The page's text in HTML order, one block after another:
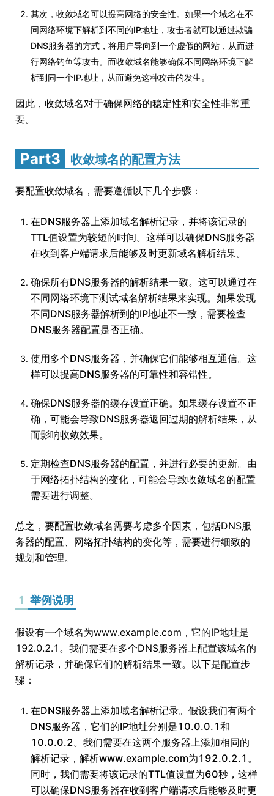
其次，收敛域名可以提高网络的安全性。如果一个域名在不
同网络环境下解析到不同的IP地址，攻击者就可以通过欺骗
DNS服务器的方式，将用户导向到一个虚假的网站，从而进
行网络钓鱼等攻击。而收敛域名能够确保不同网络环境下解
析到同一个IP地址，从而避免这种攻击的发生。
因此，收敛域名对于确保网络的稳定性和安全性非常重
要。
Part3 收敛域名的配置方法
要配置收敛域名，需要遵循以下几个步骤：
在DNS服务器上添加域名解析记录，并将该记录的
TTL值设置为较短的时间。这样可以确保DNS服务器
在收到客户端请求后能够及时更新域名解析结果。
确保所有DNS服务器的解析结果一致。这可以通过在
不同网络环境下测试域名解析结果来实现。如果发现
不同DNS服务器解析到的IP地址不一致，需要检查
DNS服务器配置是否正确。
使用多个DNS服务器，并确保它们能够相互通信。这
样可以提高DNS服务器的可靠性和容错性。
确保DNS服务器的缓存设置正确。如果缓存设置不正
确，可能会导致DNS服务器返回过期的解析结果，从
而影响收敛效果。
定期检查DNS服务器的配置，并进行必要的更新。由
于网络拓扑结构的变化，可能会导致收敛域名的配置
需要进行调整。
总之，要配置收敛域名需要考虑多个因素，包括DNS服
务器的配置、网络拓扑结构的变化等，需要进行细致的
规划和管理。
1 举例说明
假设有一个域名为www.example.com，它的IP地址是
192.0.2.1。我们需要在多个DNS服务器上配置该域名的
解析记录，并确保它们的解析结果一致。以下是配置步
骤：
在DNS服务器上添加域名解析记录。假设我们有两个
DNS服务器，它们的IP地址分别是10.0.0.1和
10.0.0.2。我们需要在这两个服务器上添加相同的
解析记录，解析www.example.com为192.0.2.1。
同时，我们需要将该记录的TTL值设置为60秒，这样
可以确保DNS服务器在收到客户端请求后能够及时更